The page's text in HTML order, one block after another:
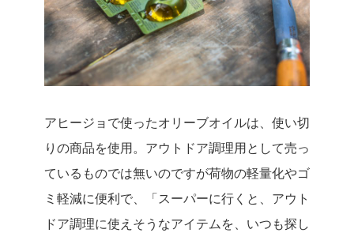
アヒージョで使ったオリーブオイルは、使い切
りの商品を使用。アウトドア調理用として売っ
ているものでは無いのですが荷物の軽量化やゴ
ミ軽減に便利で、「スーパーに行くと、アウト
ドア調理に使えそうなアイテムを、いつも探し